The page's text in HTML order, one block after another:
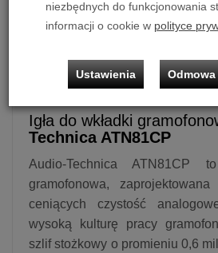
Igła do wkładki
Technica ATN81CP
Audio-Technica ATN81CP
gramofonowa,
ceniących czystość
wysoką kulturę pracy
szlif stożkowy o promieniu 0,6
niezbędnych do funkcjonowania
informacji o cookie w polityce
Ustawienia Odmowa